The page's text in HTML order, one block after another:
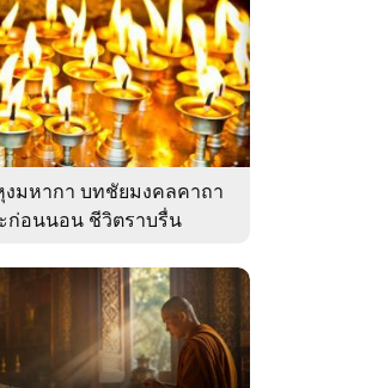
มหากา บทชัยมงคลคาถา
ก่อนนอน ชีวิตราบรื่น